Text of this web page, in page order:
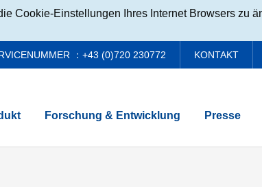
Cookie-Einstellungen Ihres Internet Browsers zu
：+43 (0)720 230772 KONTAKT
Forschung & Entwicklung Presse